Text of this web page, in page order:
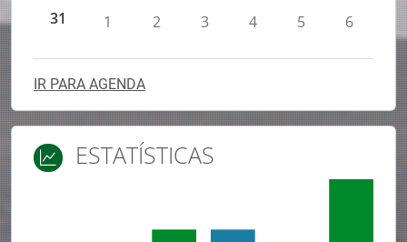
31
1 2 3 4 5 6
IR PARA AGENDA
ESTATÍSTICAS